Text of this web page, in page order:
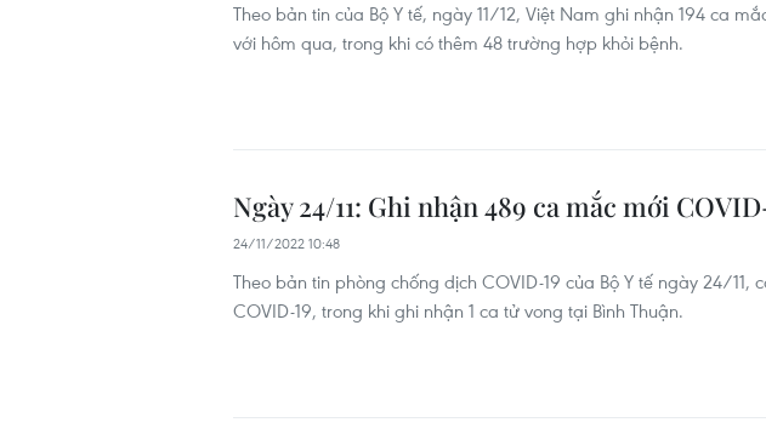
Theo bản tin của Bộ Y tế, ngày 11/12, Việt Nam ghi nhận 194 ca
với hôm qua, trong khi có thêm 48 trường hợp khỏi bệnh.
Ngày 24/11: Ghi nhận 489 ca mắc mới
24/11/2022 10:48
Theo bản tin phòng chống dịch COVID-19 của Bộ Y tế ngày 24/
COVID-19, trong khi ghi nhận 1 ca tử vong tại Bình Thuận.